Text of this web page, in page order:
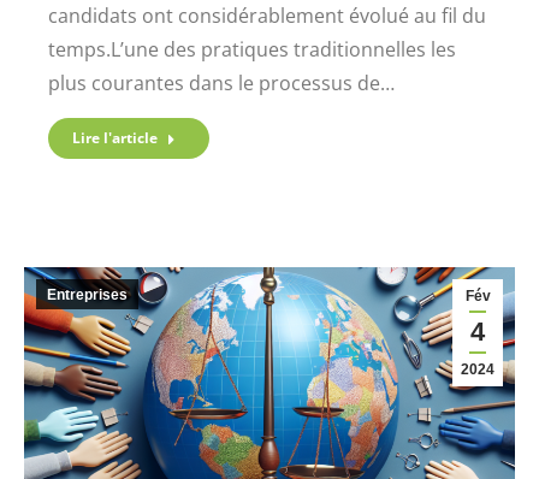
candidats ont considérablement évolué au fil du
temps.L’une des pratiques traditionnelles les
plus courantes dans le processus de…
Lire l'article
Fév
4
2024
Entreprises